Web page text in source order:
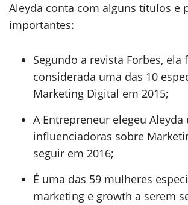
Aleyda conta com alguns títulos e
importantes:
Segundo a revista Forbes, ela
considerada uma das 10
Marketing Digital em 2015;
A Entrepreneur elegeu Aleyda
influenciadoras sobre
seguir em 2016;
É uma das 59 mulheres
marketing e growth a serem